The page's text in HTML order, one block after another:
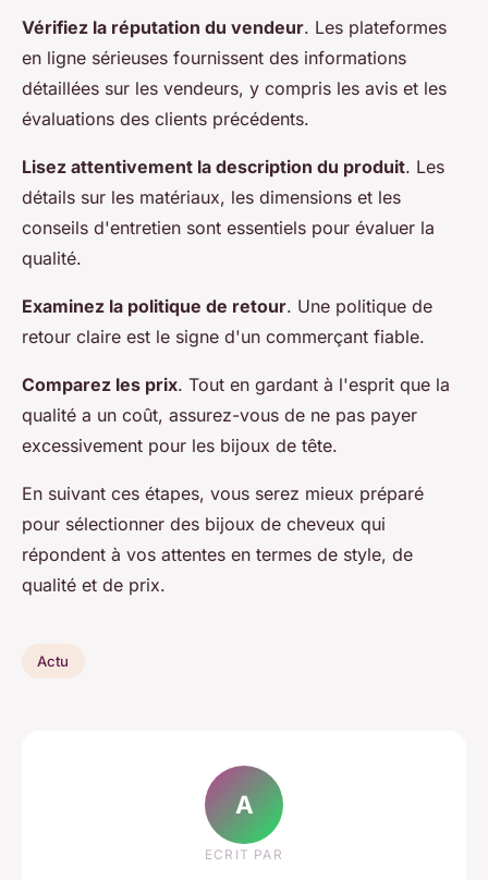
Vérifiez la réputation du vendeur. Les plateformes
en ligne sérieuses fournissent des informations
détaillées sur les vendeurs, y compris les avis et les
évaluations des clients précédents.
Lisez attentivement la description du produit. Les
détails sur les matériaux, les dimensions et les
conseils d'entretien sont essentiels pour évaluer la
qualité.
Examinez la politique de retour. Une politique de
retour claire est le signe d'un commerçant fiable.
Comparez les prix. Tout en gardant à l'esprit que la
qualité a un coût, assurez-vous de ne pas payer
excessivement pour les bijoux de tête.
En suivant ces étapes, vous serez mieux préparé
pour sélectionner des bijoux de cheveux qui
répondent à vos attentes en termes de style, de
qualité et de prix.
Actu
A
ECRIT PAR